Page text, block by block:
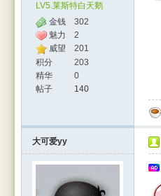
LV5.莱斯特白天鹅
金钱
302
魅力
2
威望
201
积分
203
精华
0
帖子
140
大可爱yy